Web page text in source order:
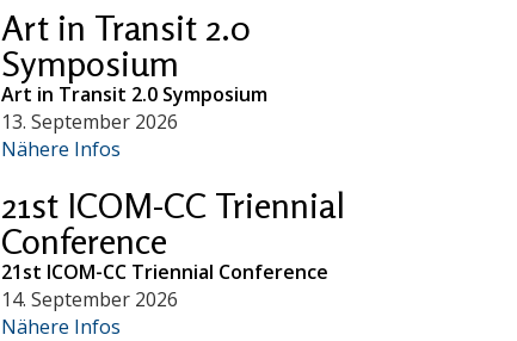
Art in Transit 2.0
Symposium
Art in Transit 2.0 Symposium
13. September 2026
Nähere Infos
21st ICOM-CC Triennial
Conference
21st ICOM-CC Triennial Conference
14. September 2026
Nähere Infos